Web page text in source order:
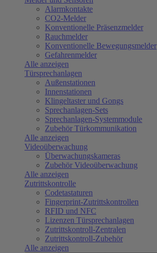
Alarmkontakte
CO2-Melder
Konventionelle Präsenzmelder
Rauchmelder
Konventionelle Bewegungsmelder
Gefahrenmelder
Alle anzeigen
Türsprechanlagen
Außenstationen
Innenstationen
Klingeltaster und Gongs
Sprechanlagen-Sets
Sprechanlagen-Systemmodule
Zubehör Türkommunikation
Alle anzeigen
Videoüberwachung
Überwachungskameras
Zubehör Videoüberwachung
Alle anzeigen
Zutrittskontrolle
Codetastaturen
Fingerprint-Zutrittskontrollen
RFID und NFC
Lizenzen Türsprechanlagen
Zutrittskontroll-Zentralen
Zutrittskontroll-Zubehör
Alle anzeigen